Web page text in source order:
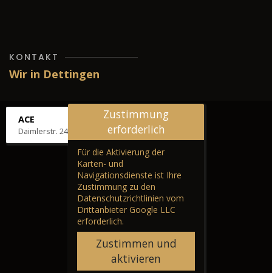
KONTAKT
Wir in Dettingen
ACE
Daimlerstr. 24, 72581 Dettingen
Zustimmung
erforderlich
Für die Aktivierung der
Karten- und
Navigationsdienste ist Ihre
Zustimmung zu den
Datenschutzrichtlinien vom
Drittanbieter Google LLC
erforderlich.
Zustimmen und
aktivieren